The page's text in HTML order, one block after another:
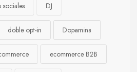
sociales DJ
doble opt-in Dopamina
ecommerce B2B